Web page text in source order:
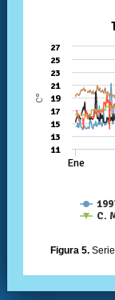
Figura 5.